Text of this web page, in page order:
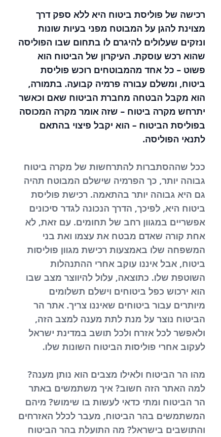
רכישה של פוליסת ביטוח היא ללא ספק דרך
מצוינת להגן על המבוטח מפני בעיות שונות
ונזקים שעלולים להיגרם לו בתחום שבו הפוליסה
שהוא רכש עוסקת. העיקרון של הביטוח הוא
פשוט – כל אחד מהמבוטחים רוכש פוליסת
ביטוח, ומשלם עבורה פרמיה קבועה. בתמורה,
הוא מקבל הבטחה מחברת הביטוח שאם וכאשר
יתרחש מקרה ביטוח – שזה אומר מקרה המכוסה
בפוליסת הביטוח – הוא יקבל פיצוי בהתאם
לתנאי הפוליסה.
ככל שההסתברות להתרחשות של מקרה ביטוח
גבוהה יותר, כך הפרמיה שישלם המבוטח תהיה
גם היא גבוהה יותר בהתאמה. רכישת פוליסת
ביטוח היא, לפיכך, הדרך הנכונה לגדר סיכונים
אפשריים במגוון רחב של תחומים. עם זאת, לא
אחת קורה שאדם מבטח את עצמו ואת בני
המשפחה שלו באמצעות רכישת מגוון פוליסות
ביטוח, אבל איננו עוקב אחרי ההתנהלות
השוטפת שלו. כתוצאה, עלול להיווצר מצב שבו
הוא ירכוש כפל ביטוחים וישלם תשלומים
מיותרים עבור ביטוחים שאיננו צריך. אתר הר
הביטוח נוצר על מנת לתת מענה למצב הזה,
ולאפשר לכל אזרח ולכל תושב במדינת ישראל
לעקוב אחרי פוליסות הביטוח השונות שלו.
מהו הר הביטוח ולאילו מצבים הוא נותן מענה?
למה האתר הזה חשוב? איך משתמשים באתר
הר הביטוח ומתי כדאי לעשות בו שימוש? מיהם
המשתמשים בהר הביטוח, מעבר לכלל האזרחים
והתושבים בישראל? מה התועלת בהר הביטוח